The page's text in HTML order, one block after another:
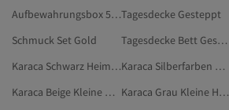
Aufbewahrungsbox 50 X 30 X 25Tagesdecke Gesteppt
Schmuck Set Gold
Tagesdecke Bett Gesteppt
Karaca Schwarz Heim & Möbel
Karaca Silberfarben Kleine Haushaltsgeräte
Karaca Beige Kleine Haushaltsgeräte
Karaca Grau Kleine Haushaltsgeräte